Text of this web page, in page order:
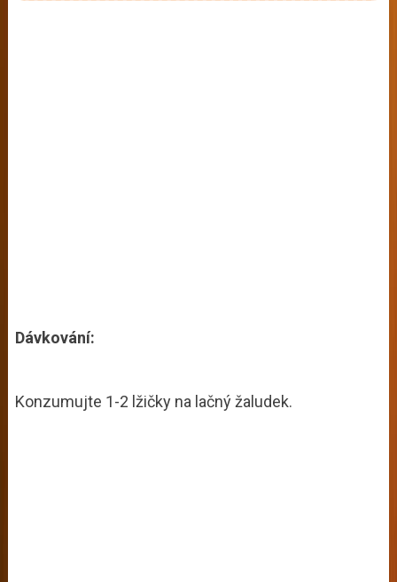
Dávkování:
Konzumujte 1-2 lžičky na lačný žaludek.